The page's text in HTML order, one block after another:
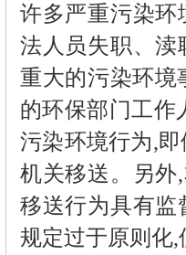
许多严重污染环
法人员失职、渎
重大的污染环境
的环保部门工作
污染环境行为,
机关移送。另外,
移送行为具有监
规定过于原则化,